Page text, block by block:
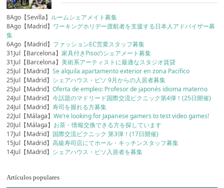
8Ago【Sevilla】 ルームシェアメイト募集
8Ago【Madrid】 ワーキングホリデー渡航者を支援する日本人アドバイザー募
集
6Ago【Madrid】 ファッションEC営業スタッフ募集
31Jul【Barcelona】家具付きPisoのシェアメート募集
31Jul【Barcelona】美術系アーティストに最適なスタジオ賃貸
25Jul【Madrid】Se alquila apartamento exterior en zona Pacifico
25Jul【Madrid】 シェアハウス・ピソ 9月からの入居者募集
25Jul【Madrid】Oferta de empleo: Profesor de japonés idioma materno
24Jul【Madrid】今話題のマドリード国際交流ピクニック第4弾！(25日開催)
24Jul【Madrid】寿司を握れる方募集
22Jul【Málaga】We’re looking for Japanese gamers to test video games!
20Jul【Málaga】 お茶・情報交換できる方を探しています
17Jul【Madrid】 国際交流ピクニック 第3弾！(17日開催)
15Jul【Madrid】高級寿司店にてホール・キッチンスタッフ募集
14Jul【Madrid】 シェアハウス・ピソ入居者を募集
Artículos populares